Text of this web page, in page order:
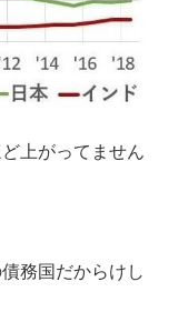
上がってません
務国だからけし